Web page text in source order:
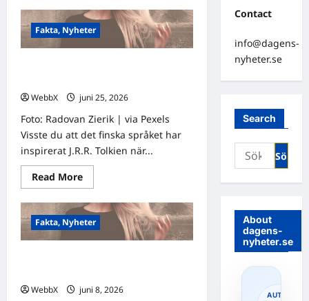
Fakta, Nyheter
WebbX
juni 25, 2026
Foto: Radovan Zierik | via Pexels
Visste du att det finska språket har
inspirerat J.R.R. Tolkien när...
Read MoreRead
more
Visste
du
att…?
Fascinerande
fakta
tänka!
Fakta, Nyheter
WebbX
juni 8, 2026
Contact
info@dagens-
nyheter.se
Search
Sök
efter:
About
dagens-
nyheter.se